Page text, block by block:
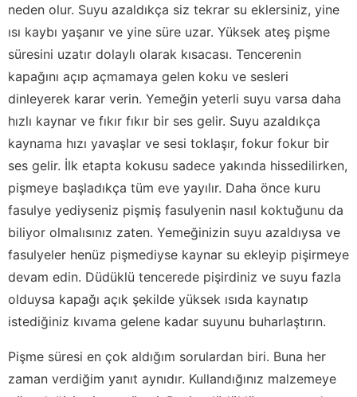
neden olur. Suyu azaldıkça siz tekrar su eklersiniz, yine
ısı kaybı yaşanır ve yine süre uzar. Yüksek ateş pişme
süresini uzatır dolaylı olarak kısacası. Tencerenin
kapağını açıp açmamaya gelen koku ve sesleri
dinleyerek karar verin. Yemeğin yeterli suyu varsa daha
hızlı kaynar ve fıkır fıkır bir ses gelir. Suyu azaldıkça
kaynama hızı yavaşlar ve sesi toklaşır, fokur fokur bir
ses gelir. İlk etapta kokusu sadece yakında hissedilirken,
pişmeye başladıkça tüm eve yayılır. Daha önce kuru
fasulye yediyseniz pişmiş fasulyenin nasıl koktuğunu da
biliyor olmalısınız zaten. Yemeğinizin suyu azaldıysa ve
fasulyeler henüz pişmediyse kaynar su ekleyip pişirmeye
devam edin. Düdüklü tencerede pişirdiniz ve suyu fazla
olduysa kapağı açık şekilde yüksek ısıda kaynatıp
istediğiniz kıvama gelene kadar suyunu buharlaştırın.
Pişme süresi en çok aldığım sorulardan biri. Buna her
zaman verdiğim yanıt aynıdır. Kullandığınız malzemeye